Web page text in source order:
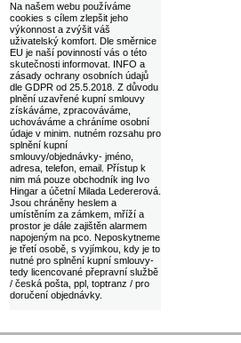
Na našem webu používáme
cookies s cílem zlepšit jeho
výkonnost a zvýšit váš
uživatelský komfort. Dle směrnice
EU je naší povinností vás o této
skutečnosti informovat. INFO a
zásady ochrany osobních údajů
dle GDPR od 25.5.2018. Z důvodu
plnění uzavřené kupní smlouvy
získáváme, zpracováváme,
uchováváme a chráníme osobní
údaje v minim. nutném rozsahu pro
splnění kupní
smlouvy/objednávky- jméno,
adresa, telefon, email. Přístup k
nim má pouze obchodník ing Ivo
Hingar a účetní Milada Ledererová.
Jsou chráněny heslem a
umístěním za zámkem, mříží a
prostor je dále zajištěn alarmem
napojeným na pco. Neposkytneme
je třetí osobě, s vyjímkou, kdy je to
nutné pro splnění kupní smlouvy-
tedy licencované přepravní službě
/ česká pošta, ppl, toptranz / pro
doručení objednávky.